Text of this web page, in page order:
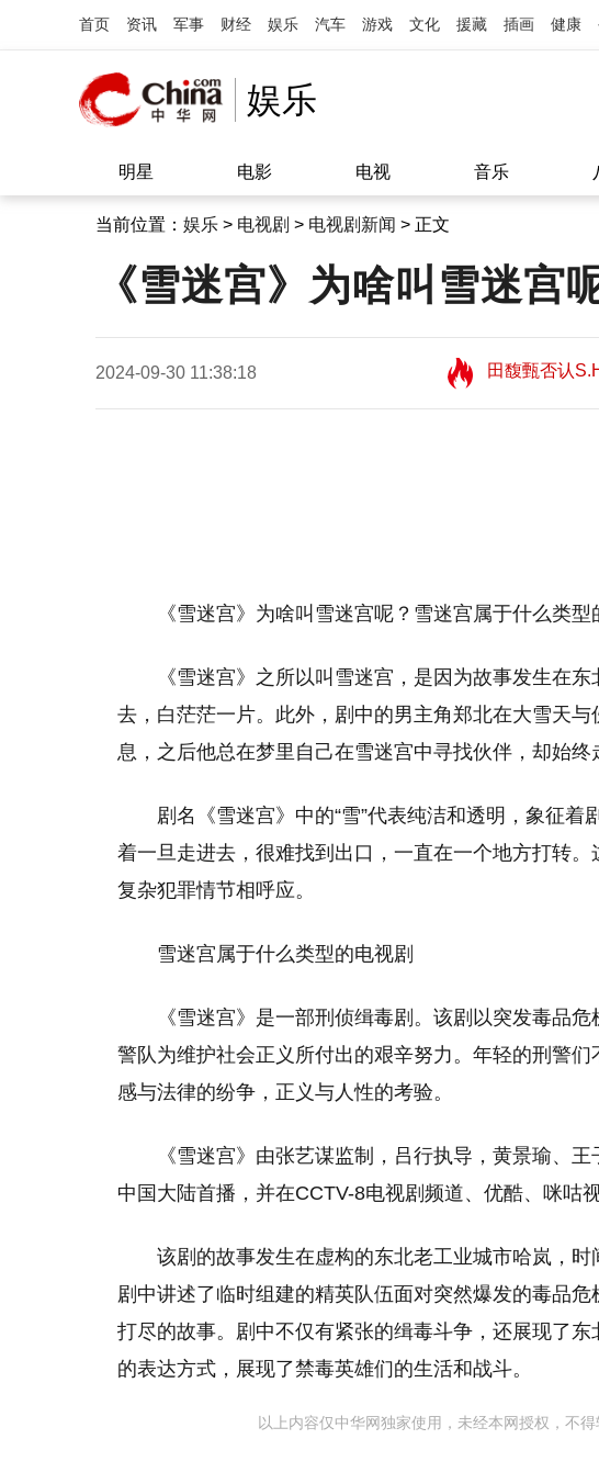
首页 资讯 军事 财经 娱乐 汽车 游戏 文化 援藏 插画 健康
娱乐
明星 电影 电视 音乐
当前位置： 娱乐 > 电视剧 > 电视剧新闻 > 正文
《雪迷宫》为啥叫雪迷宫
2024-09-30 11:38:18
田馥甄否认
望11:08
田馥甄否认
《雪迷宫》为啥叫雪迷宫呢？雪迷宫属于什么类型
《雪迷宫》之所以叫雪迷宫，是因为故事发生在
去，白茫茫一片。‌此外，剧中的男主角郑北在大雪天
息，之后他总在梦里自己在雪迷宫中寻找伙伴，却始终
剧名《雪迷宫》中的“雪”代表纯洁和透明，象征着
着一旦走进去，很难找到出口，一直在一个地方打转
复杂犯罪情节相呼应‌。
雪迷宫属于什么类型的电视剧
《雪迷宫》是一部刑侦缉毒剧。‌该剧以突发毒品
警队为维护社会正义所付出的艰辛努力。年轻的刑警
感与法律的纷争，正义与人性的考验‌。
《雪迷宫》由张艺谋监制，吕行执导，黄景瑜、
中国大陆首播，并在CCTV-8电视剧频道、优酷、咪咕
该剧的故事发生在虚构的东北老工业城市哈岚，时
剧中讲述了临时组建的精英队伍面对突然爆发的毒品
打尽的故事。剧中不仅有紧张的缉毒斗争，还展现了
的表达方式，展现了禁毒英雄们的生活和战斗‌。
以上内容仅中华网独家使用，未经本网授权，不